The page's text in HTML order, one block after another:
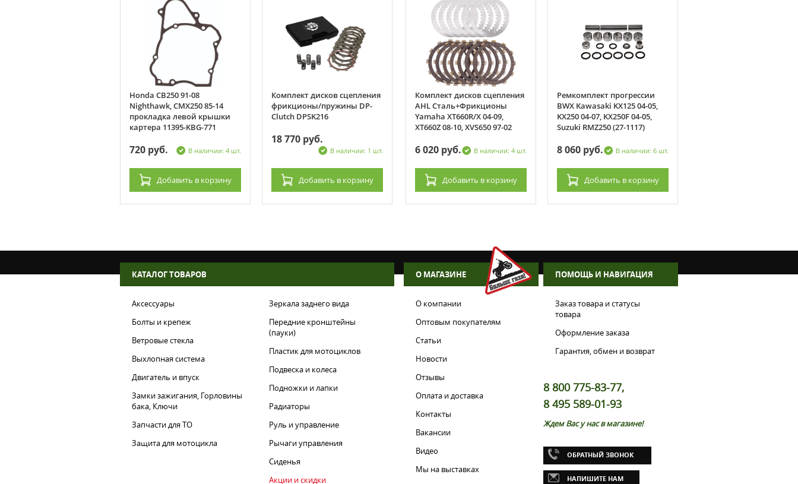
Honda CB250 91-08
Nighthawk, CMX250 85-14
прокладка левой крышки
картера 11395-KBG-771
720 руб. В наличии: 4 шт.
Добавить в корзину
Комплект дисков сцепления
фрикционы/пружины DP-
Clutch DPSK216
18 770 руб.
В наличии: 1 шт.
Добавить в корзину
Комплект дисков сцепления
AHL Сталь+Фрикционы
Yamaha XT660R/X 04-09,
XT660Z 08-10, XVS650 97-02
6 020 руб. В наличии: 4 шт.
Добавить в корзину
Ремкомплект прогрессии
BWX Kawasaki KX125 04-05,
KX250 04-07, KX250F 04-05,
Suzuki RMZ250 (27-1117)
8 060 руб. В наличии: 6 шт.
Добавить в корзину
КАТАЛОГ ТОВАРОВ
Аксессуары
Болты и крепеж
Ветровые стекла
Выхлопная система
Двигатель и впуск
Замки зажигания, Горловины
бака, Ключи
Запчасти для ТО
Защита для мотоцикла
Зеркала заднего вида
Передние кронштейны
(пауки)
Пластик для мотоциклов
Подвеска и колеса
Подножки и лапки
Радиаторы
Руль и управление
Рычаги управления
Сиденья
Акции и скидки
О МАГАЗИНЕ
О компании
Оптовым покупателям
Статьи
Новости
Отзывы
Оплата и доставка
Контакты
Вакансии
Видео
Мы на выставках
ПОМОЩЬ И НАВИГАЦИЯ
Заказ товара и статусы
товара
Оформление заказа
Гарантия, обмен и возврат
8 800 775-83-77,
8 495 589-01-93
Ждем Вас у нас в магазине!
ОБРАТНЫЙ ЗВОНОК
НАПИШИТЕ НАМ